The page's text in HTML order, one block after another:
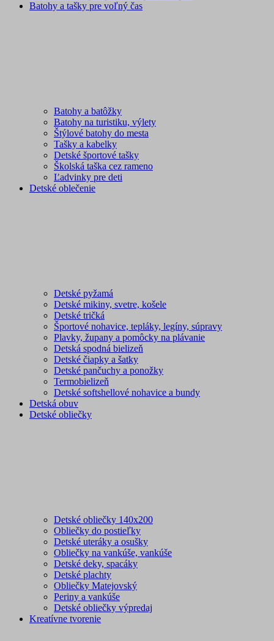
Batohy a tašky pre voľný čas
Batohy a batôžky
Batohy na turistiku, výlety
Štýlové batohy do mesta
Tašky a kabelky
Detské športové tašky
Školská taška cez rameno
Ľadvinky pre deti
Detské oblečenie
Detské pyžamá
Detské mikiny, svetre, košele
Detské tričká
Športové nohavice, tepláky, legíny, súpravy
Plavky, župany a pomôcky na plávanie
Detská spodná bielizeň
Detské čiapky a šatky
Detské pančuchy a ponožky
Termobielizeň
Detské softshellové nohavice a bundy
Detská obuv
Detské obliečky
Detské obliečky 140x200
Obliečky do postieľky
Detské uteráky a osušky
Obliečky na vankúše, vankúše
Detské deky, spacáky
Detské plachty
Obliečky Matejovský
Periny a vankúše
Detské obliečky výpredaj
Kreatívne tvorenie